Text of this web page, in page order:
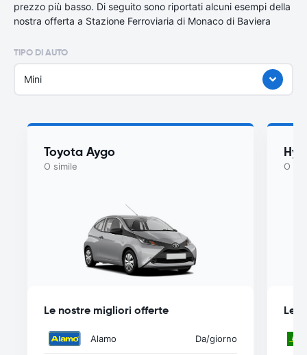
prezzo più basso. Di seguito sono riportati alcuni esempi della
nostra offerta a Stazione Ferroviaria di Monaco di Baviera
TIPO DI AUTO
Mini
Toyota Aygo
O simile
Le nostre migliori offerte
Alamo Da/giorno
O
Le